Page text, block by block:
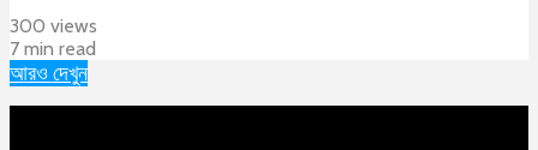
300 views
7 min read
আরও দেখুন